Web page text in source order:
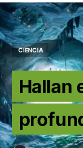
CIENCIA
Hallan